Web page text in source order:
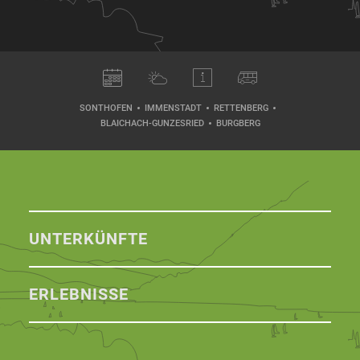
SONTHOFEN IMMENSTADT
RETTENBERG
BLAICHACH-GUNZESRIED
BURGBERG
UNTERKÜNFTE
ERLEBNISSE